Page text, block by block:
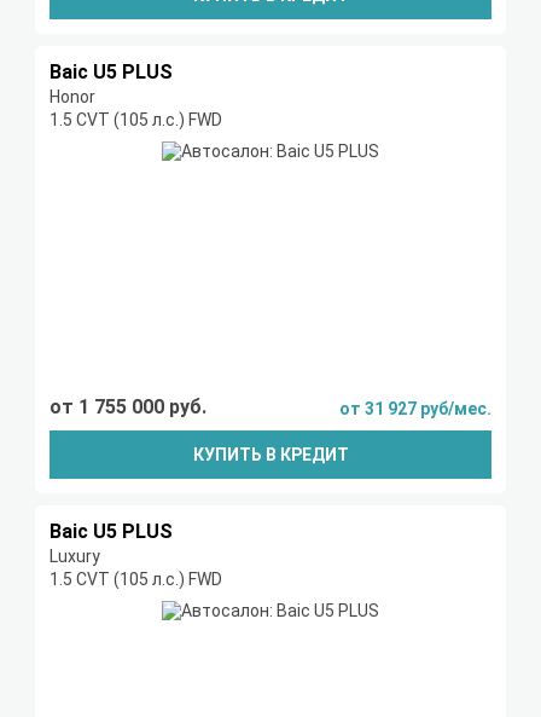
Baic U5 PLUS
Honor
1.5 CVT (105 л.с.) FWD
от 1 755 000 руб. от 31 927 руб/мес.
КУПИТЬ В КРЕДИТ
Baic U5 PLUS
Luxury
1.5 CVT (105 л.с.) FWD